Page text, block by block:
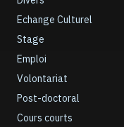
Echange Culturel
Stage
Emploi
Volontariat
Post-doctoral
Cours courts